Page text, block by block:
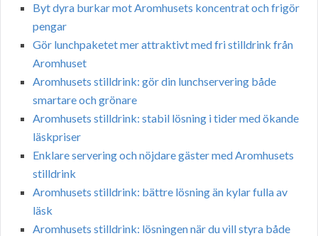
Byt dyra burkar mot Aromhusets koncentrat och frigör
pengar
Gör lunchpaketet mer attraktivt med fri stilldrink från
Aromhuset
Aromhusets stilldrink: gör din lunchservering både
smartare och grönare
Aromhusets stilldrink: stabil lösning i tider med ökande
läskpriser
Enklare servering och nöjdare gäster med Aromhusets
stilldrink
Aromhusets stilldrink: bättre lösning än kylar fulla av
läsk
Aromhusets stilldrink: lösningen när du vill styra både